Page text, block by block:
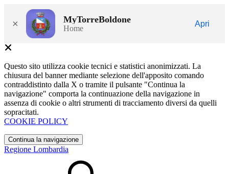
× MyTorreBoldone
Home
Apri
Questo sito utilizza cookie tecnici e statistici anonimizzati. La
chiusura del banner mediante selezione dell'apposito comando
contraddistinto dalla X o tramite il pulsante "Continua la
navigazione" comporta la continuazione della navigazione in
assenza di cookie o altri strumenti di tracciamento diversi da quelli
sopracitati.
COOKIE POLICY
Continua la navigazione
Regione Lombardia